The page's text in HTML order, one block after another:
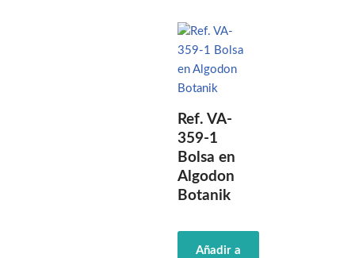
Ref. VA-
359-1
Bolsa en
Algodon
Botanik
Añadir a